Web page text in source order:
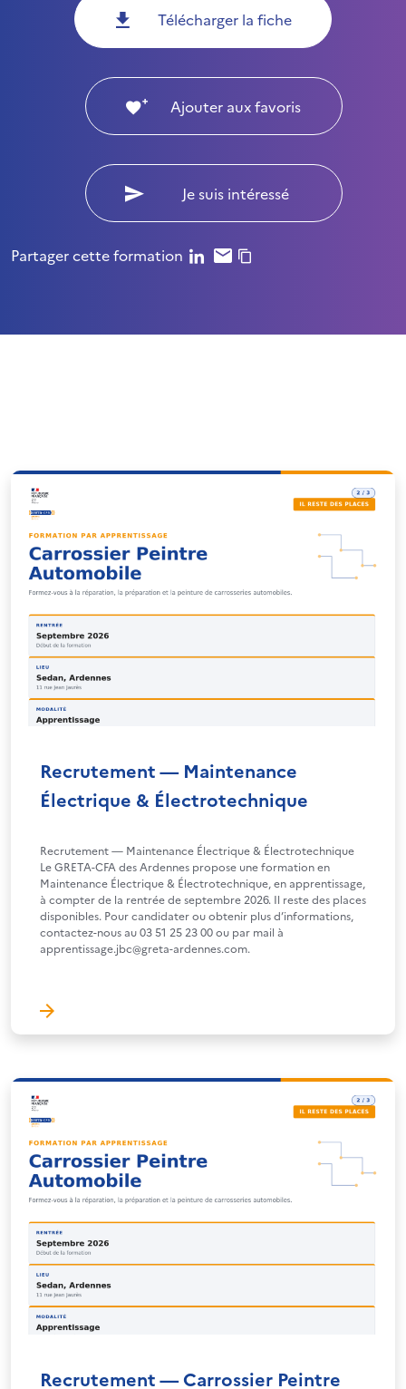
Télécharger la fiche
Ajouter aux favoris
Je suis intéressé
Partager cette formation
Recrutement — Maintenance
Électrique & Électrotechnique
Recrutement — Maintenance Électrique & Électrotechnique
Le GRETA-CFA des Ardennes propose une formation en
Maintenance Électrique & Électrotechnique, en apprentissage,
à compter de la rentrée de septembre 2026. Il reste des places
disponibles. Pour candidater ou obtenir plus d’informations,
contactez-nous au 03 51 25 23 00 ou par mail à
apprentissage.jbc@greta-ardennes.com.
Recrutement — Carrossier Peintre